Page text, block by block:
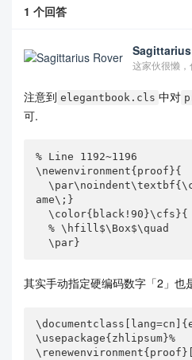
1 个回答
这家伙很懒，
注意到 elegantbook.cls 中对
可.
% Line 1192~1196
\newenvironment{proof}{
  \par\noindent\textbf{\color{second}\proofn
ame\;}
  \color{black!90}\cfs}{
  % \hfill$\Box$\quad
  \par}
其实手动指定硬编码数字「2」也
\usepackage{zhlipsum}%